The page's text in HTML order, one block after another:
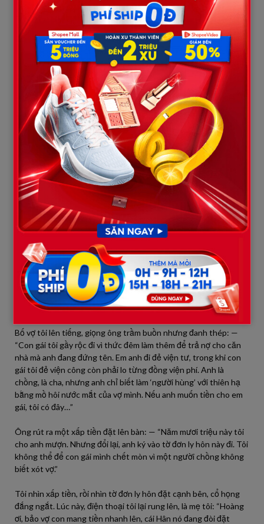
Tôi lao thẳng đến nhà bố vợ, định bụng sẽ làm một trận ra ngô ra
khoai để ông bà dạy bảo lại con gái. Trên đường đi, tôi hậm hực
nghĩ thầm: “Làm vợ mà không biết đạo lý, không biết nể mặt
chồng và nhà chồng thì không thể chấp nhận được.”
Vừa bước vào sân, thấy bố vợ đang ngồi tưới cây, tôi chẳng chào
hỏi lấy một câu mà gào lên: — “Bố xem lại con gái bố đi! Nó ích
kỷ, hẹp hòi đến mức em chồng đi đẻ cũng không thèm giúp một
xu. Giờ nó còn dám khóa két, coi thường cả lời nói của con!”
Bố vợ tôi chậm rãi đặt bình tưới nước xuống, ông không giận dữ
như tôi tưởng. Ông nhìn tôi bằng ánh mắt thất vọng cùng cực,
rồi ra hiệu cho tôi vào nhà. Trên bàn phòng khách, ông đẩy về
phía tôi một xấp hóa đơn và một cuốn sổ ghi chép nhỏ.
— “Anh xem đi, đây là những gì Thảo đã trả trong hai tháng qua.”
Tôi cầm lên xem, tay bắt đầu run rẩy. Hóa đơn tiền viện phí của
con gái, tiền thuốc bổ của Thảo, tiền trả góp ngân hàng, tiền
bỉm sữa… Tất cả đều là từ khoản lương ít ỏi và tiền làm thêm
của cô ấy. Đặc biệt, có một tờ giấy nợ mà tôi chưa từng biết:
Thảo đã phải vay bạn thân 20 triệu để đóng tiền điện nước và
sinh hoạt phí cho cả nhà vào tháng trước, vì lương của tôi… đã
đem cho mẹ đẻ tôi “mượn” để lo việc bên nội.
Bố vợ tôi lên tiếng, giọng ông trầm buồn nhưng đanh thép: —
“Con gái tôi gầy rộc đi vì thức đêm làm thêm để trả nợ cho căn
nhà mà anh đang đứng tên. Em anh đi đẻ viện tư, trong khi con
gái tôi đẻ viện công còn phải lo từng đồng viện phí. Anh là
chồng, là cha, nhưng anh chỉ biết làm ‘người hùng’ với thiên hạ
bằng mồ hôi nước mắt của vợ mình. Nếu anh muốn tiền cho em
gái, tôi có đây…”
Ông rút ra một xấp tiền đặt lên bàn: — “Năm mươi triệu này tôi
cho anh mượn. Nhưng đổi lại, anh ký vào tờ đơn ly hôn này đi. Tôi
không thể để con gái mình chết mòn vì một người chồng không
biết xót vợ.”
Tôi nhìn xấp tiền, rồi nhìn tờ đơn ly hôn đặt cạnh bên, cổ họng
đắng ngắt. Lúc này, điện thoại tôi lại rung lên, là mẹ tôi: “Hoàng
ơi, bảo vợ con mang tiền nhanh lên, cái Hân nó đang đòi đặt